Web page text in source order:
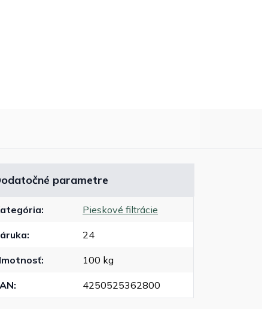
parametre
: Pieskové filtrácie
: 24
: 100 kg
: 4250525362800